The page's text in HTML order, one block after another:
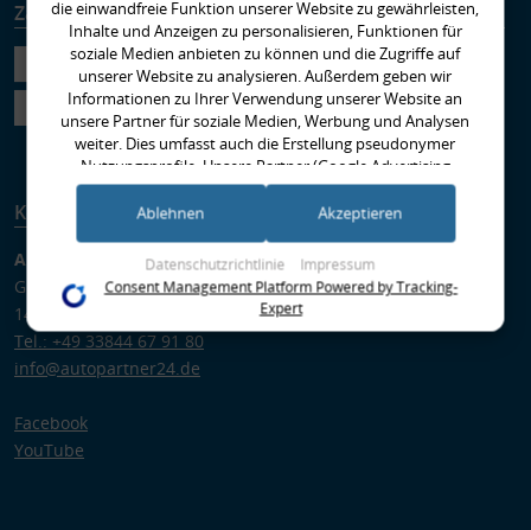
Zahlungsarten Versandarten
Kontakt
Autopartner GmbH
Gregor-von-Brück-Ring 1
14822 Brück
Tel.: +49 33844 67 91 80
info@autopartner24.de
Facebook
YouTube
die einwandfreie Funktion unserer Website zu gewährleisten,
Inhalte und Anzeigen zu personalisieren, Funktionen für
soziale Medien anbieten zu können und die Zugriffe auf
unserer Website zu analysieren. Außerdem geben wir
Informationen zu Ihrer Verwendung unserer Website an
unsere Partner für soziale Medien, Werbung und Analysen
weiter. Dies umfasst auch die Erstellung pseudonymer
Nutzungsprofile. Unsere Partner (Google Advertising
Products) führen diese Informationen möglicherweise mit
weiteren Daten zusammen, die Sie ihnen bereitgestellt haben
im Rahmen Ihrer Nutzung der Dienste gesammelt haben
(bspw. Nutzungsdaten anderer Geräte). Ihre Einwilligung zur
Nutzung von Cookies und Pixeln können Sie jederzeit
widerrufen, indem Sie auf den Datenschutz-Button links
unten klicken und dort die entsprechenden Anpassungen
Zwecke der Datenverarbeitung durch unsere Partner:
Speichern von oder Zugriff auf Informationen auf einem Endgerät
Verwendung reduzierter Daten zur Auswahl von Werbeanzeigen
Datenschutzrichtlinie Impressum
Ablehnen Akzeptieren
Consent Management Platform Powered by Tracking-
Expert